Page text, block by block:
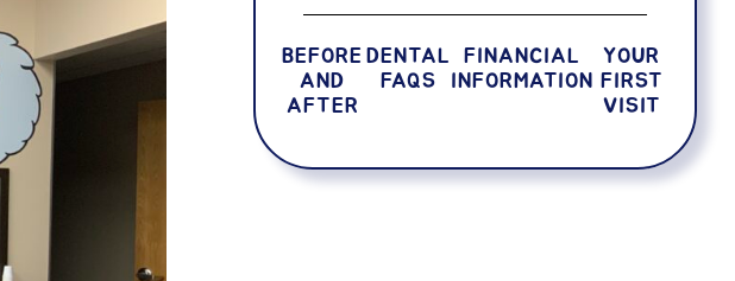
BEFORE
AND
AFTER
DENTAL
FAQS
FINANCIAL
INFORMATION
YOUR
FIRST
VISIT